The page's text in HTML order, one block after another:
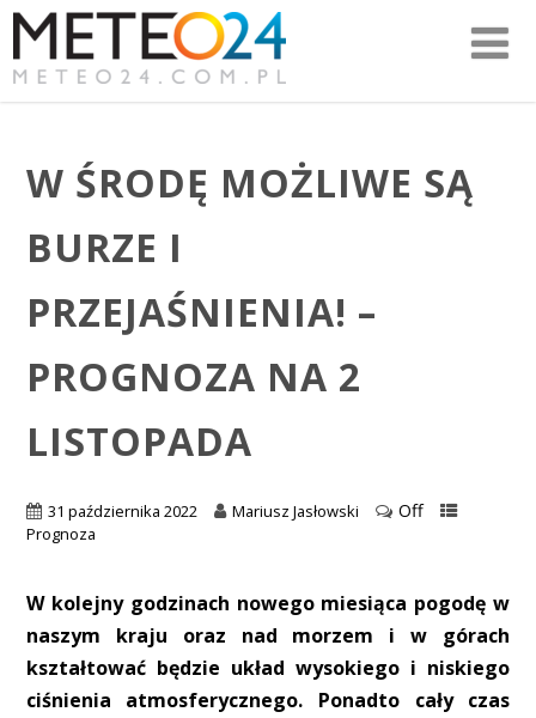
W ŚRODĘ MOŻLIWE SĄ
BURZE I
PRZEJAŚNIENIA! –
PROGNOZA NA 2
LISTOPADA
31 października 2022 Mariusz Jasłowski Off
Prognoza
W kolejny godzinach nowego miesiąca pogodę w
naszym kraju oraz nad morzem i w górach
kształtować będzie układ wysokiego i niskiego
ciśnienia atmosferycznego. Ponadto cały czas